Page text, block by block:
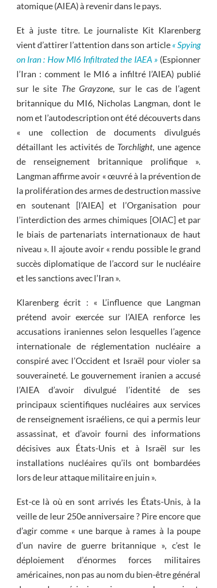
atomique (AIEA) à revenir dans le pays.
Et à juste titre. Le journaliste Kit Klarenberg
vient d’attirer l’attention dans son article« Spying
on Iran : How MI6 Infiltrated the IAEA » (Espionner
l’Iran : comment le MI6 a infiltré l’AIEA) publié
sur le site The Grayzone, sur le cas de l’agent
britannique du MI6, Nicholas Langman, dont le
nom et l’autodescription ont été découverts dans
« une collection de documents divulgués
détaillant les activités de Torchlight, une agence
de renseignement britannique prolifique ».
Langman affirme avoir « œuvré à la prévention de
la prolifération des armes de destruction massive
en soutenant [l’AIEA] et l’Organisation pour
l’interdiction des armes chimiques [OIAC] et par
le biais de partenariats internationaux de haut
niveau ». Il ajoute avoir « rendu possible le grand
succès diplomatique de l’accord sur le nucléaire
et les sanctions avec l’Iran ».
Klarenberg écrit : « L’influence que Langman
prétend avoir exercée sur l’AIEA renforce les
accusations iraniennes selon lesquelles l’agence
internationale de réglementation nucléaire a
conspiré avec l’Occident et Israël pour violer sa
souveraineté. Le gouvernement iranien a accusé
l’AIEA d’avoir divulgué l’identité de ses
principaux scientifiques nucléaires aux services
de renseignement israéliens, ce qui a permis leur
assassinat, et d’avoir fourni des informations
décisives aux États-Unis et à Israël sur les
installations nucléaires qu’ils ont bombardées
lors de leur attaque militaire en juin ».
Est-ce là où en sont arrivés les États-Unis, à la
veille de leur 250e anniversaire ? Pire encore que
d’agir comme « une barque à rames à la poupe
d’un navire de guerre britannique », c’est le
déploiement d’énormes forces militaires
américaines, non pas au nom du bien-être général